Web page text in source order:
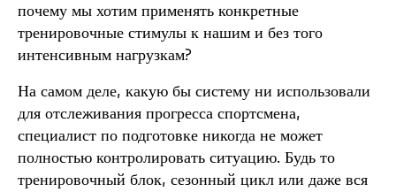
почему мы хотим применять конкретные
тренировочные стимулы к нашим и без того
интенсивным нагрузкам?
На самом деле, какую бы систему ни использовали
для отслеживания прогресса спортсмена,
специалист по подготовке никогда не может
полностью контролировать ситуацию. Будь то
тренировочный блок, сезонный цикл или даже вся